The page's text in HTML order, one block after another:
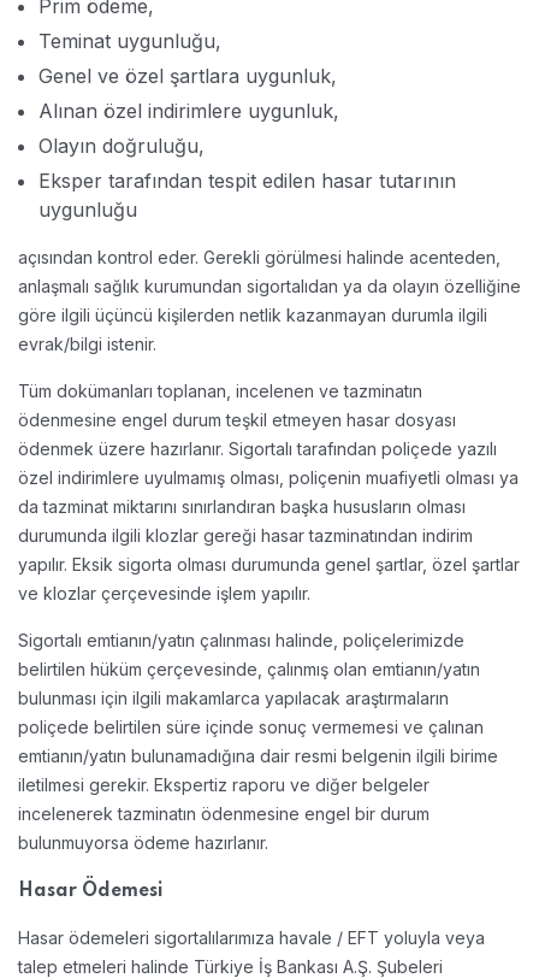
Prim ödeme,
Teminat uygunluğu,
Genel ve özel şartlara uygunluk,
Alınan özel indirimlere uygunluk,
Olayın doğruluğu,
Eksper tarafından tespit edilen hasar tutarının
uygunluğu
açısından kontrol eder. Gerekli görülmesi halinde acenteden,
anlaşmalı sağlık kurumundan sigortalıdan ya da olayın özelliğine
göre ilgili üçüncü kişilerden netlik kazanmayan durumla ilgili
evrak/bilgi istenir.
Tüm dokümanları toplanan, incelenen ve tazminatın
ödenmesine engel durum teşkil etmeyen hasar dosyası
ödenmek üzere hazırlanır. Sigortalı tarafından poliçede yazılı
özel indirimlere uyulmamış olması, poliçenin muafiyetli olması ya
da tazminat miktarını sınırlandıran başka hususların olması
durumunda ilgili klozlar gereği hasar tazminatından indirim
yapılır. Eksik sigorta olması durumunda genel şartlar, özel şartlar
ve klozlar çerçevesinde işlem yapılır.
Sigortalı emtianın/yatın çalınması halinde, poliçelerimizde
belirtilen hüküm çerçevesinde, çalınmış olan emtianın/yatın
bulunması için ilgili makamlarca yapılacak araştırmaların
poliçede belirtilen süre içinde sonuç vermemesi ve çalınan
emtianın/yatın bulunamadığına dair resmi belgenin ilgili birime
iletilmesi gerekir. Ekspertiz raporu ve diğer belgeler
incelenerek tazminatın ödenmesine engel bir durum
bulunmuyorsa ödeme hazırlanır.
Hasar Ödemesi
Hasar ödemeleri sigortalılarımıza havale / EFT yoluyla veya
talep etmeleri halinde Türkiye İş Bankası A.Ş. Şubeleri